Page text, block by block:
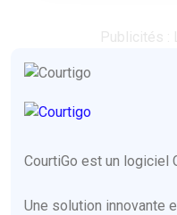
Publicités :
CourtiGo est un logiciel
Une solution innovante